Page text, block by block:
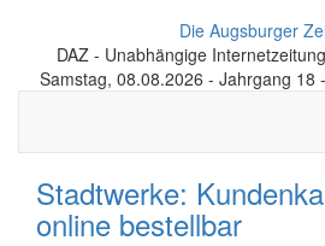
Die Augsburger
DAZ - Unabhängige
Samstag, 08.08.2026 - Jahrgang 18
Stadtwerke:
online bestellbar